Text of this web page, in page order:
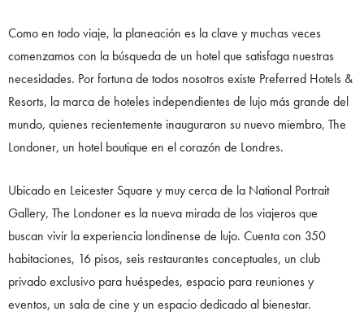
Como en todo viaje, la planeación es la clave y muchas veces
comenzamos con la búsqueda de un hotel que satisfaga nuestras
necesidades. Por fortuna de todos nosotros existe Preferred Hotels &
Resorts, la marca de hoteles independientes de lujo más grande del
mundo, quienes recientemente inauguraron su nuevo miembro, The
Londoner, un hotel boutique en el corazón de Londres.
Ubicado en Leicester Square y muy cerca de la National Portrait
Gallery, The Londoner es la nueva mirada de los viajeros que
buscan vivir la experiencia londinense de lujo. Cuenta con 350
habitaciones, 16 pisos, seis restaurantes conceptuales, un club
privado exclusivo para huéspedes, espacio para reuniones y
eventos, un sala de cine y un espacio dedicado al bienestar.